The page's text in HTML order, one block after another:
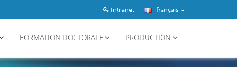
français
Intranet
FORMATION DOCTORALE PRODUCTION